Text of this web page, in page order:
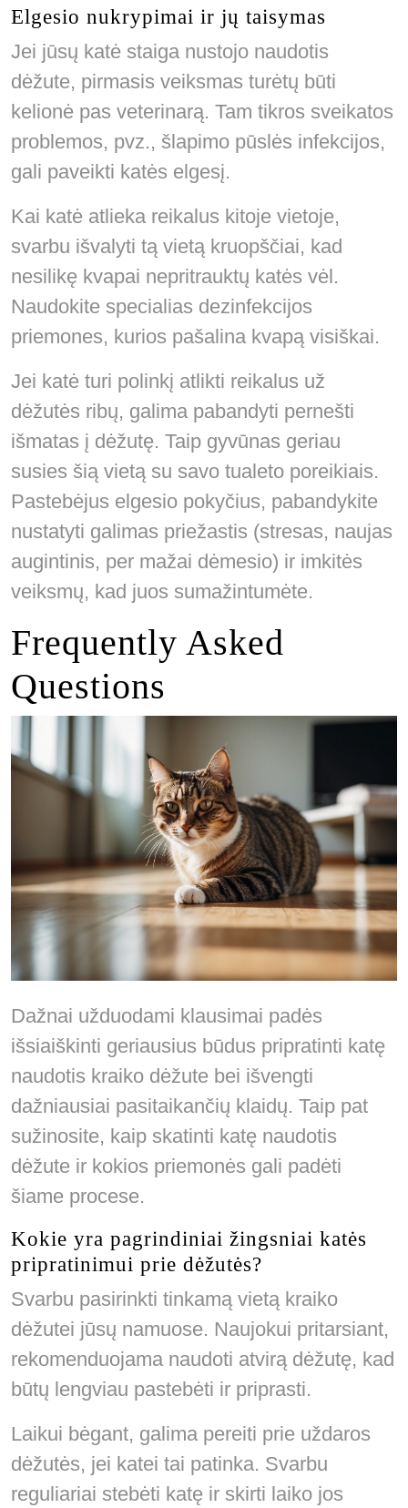
Elgesio nukrypimai ir jų taisymas
Jei jūsų katė staiga nustojo naudotis
dėžute, pirmasis veiksmas turėtų būti
kelionė pas veterinarą. Tam tikros sveikatos
problemos, pvz., šlapimo pūslės infekcijos,
gali paveikti katės elgesį.
Kai katė atlieka reikalus kitoje vietoje,
svarbu išvalyti tą vietą kruopščiai, kad
nesilikę kvapai nepritrauktų katės vėl.
Naudokite specialias dezinfekcijos
priemones, kurios pašalina kvapą visiškai.
Jei katė turi polinkį atlikti reikalus už
dėžutės ribų, galima pabandyti pernešti
išmatas į dėžutę. Taip gyvūnas geriau
susies šią vietą su savo tualeto poreikiais.
Pastebėjus elgesio pokyčius, pabandykite
nustatyti galimas priežastis (stresas, naujas
augintinis, per mažai dėmesio) ir imkitės
veiksmų, kad juos sumažintumėte.
Frequently Asked
Questions
Dažnai užduodami klausimai padės
išsiaiškinti geriausius būdus pripratinti katę
naudotis kraiko dėžute bei išvengti
dažniausiai pasitaikančių klaidų. Taip pat
sužinosite, kaip skatinti katę naudotis
dėžute ir kokios priemonės gali padėti
šiame procese.
Kokie yra pagrindiniai žingsniai katės
pripratinimui prie dėžutės?
Svarbu pasirinkti tinkamą vietą kraiko
dėžutei jūsų namuose. Naujokui pritarsiant,
rekomenduojama naudoti atvirą dėžutę, kad
būtų lengviau pastebėti ir priprasti.
Laikui bėgant, galima pereiti prie uždaros
dėžutės, jei katei tai patinka. Svarbu
reguliariai stebėti katę ir skirti laiko jos